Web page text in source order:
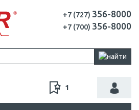
+7 (727) 356-8000
+7 (700) 356-8000
1